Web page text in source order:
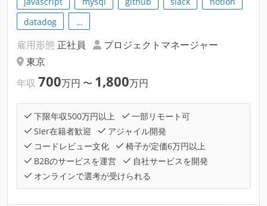
datadog
…
雇用形態 正社員
プロジェクトマネージャー
東京
年収 700万円 〜 1,800万円
下限年収500万円以上
一部リモート可
SIer在籍者歓迎
アジャイル開発
コードレビュー文化
椅子が定価6万円以上
B2Bのサービスを運営
自社サービスを開発
オンラインで選考が受けられる